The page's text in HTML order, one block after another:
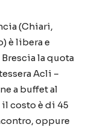
(Chiari,
è libera e
la quota
Acli –
a buffet al
costo è di 45
oppure